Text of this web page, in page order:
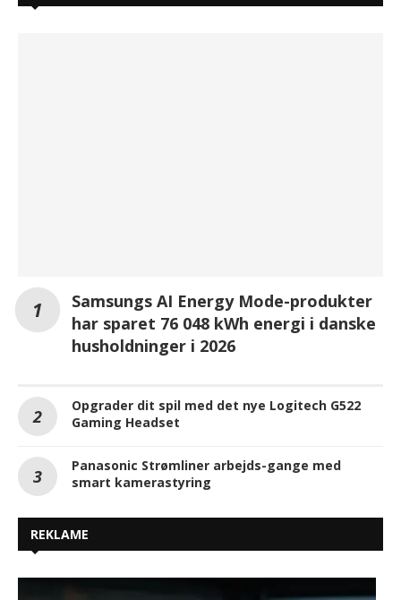
Samsungs AI Energy Mode-produkter
har sparet 76 048 kWh energi i danske
husholdninger i 2026
Opgrader dit spil med det nye Logitech G522
Gaming Headset
Panasonic Strømliner arbejds-gange med
smart kamerastyring
REKLAME